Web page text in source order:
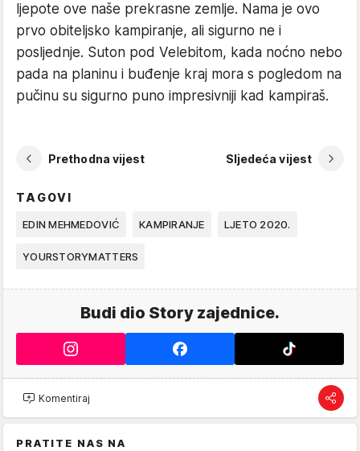
ljepote ove naše prekrasne zemlje. Nama je ovo
prvo obiteljsko kampiranje, ali sigurno ne i
posljednje. Suton pod Velebitom, kada noćno nebo
pada na planinu i buđenje kraj mora s pogledom na
pučinu su sigurno puno impresivniji kad kampiraš.
Prethodna vijest Sljedeća vijest
TAGOVI
EDIN MEHMEDOVIĆ KAMPIRANJE LJETO 2020.
YOURSTORYMATTERS
Budi dio Story zajednice.
Komentiraj
PRATITE NAS NA